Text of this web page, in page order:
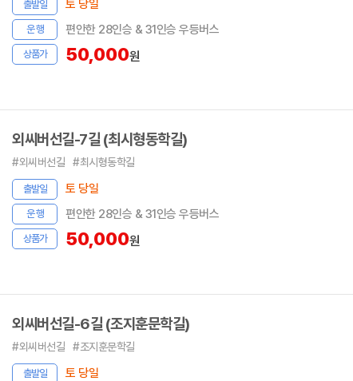
출발일 토 당일
운 행 편안한 28인승 & 31인승 우등버스
상품가 50,000원
외씨버선길-7길 (최시형동학길)
#외씨버선길 #최시형동학길
출발일 토 당일
운 행 편안한 28인승 & 31인승 우등버스
상품가 50,000원
외씨버선길-6길 (조지훈문학길)
#외씨버선길 #조지훈문학길
출발일 토 당일